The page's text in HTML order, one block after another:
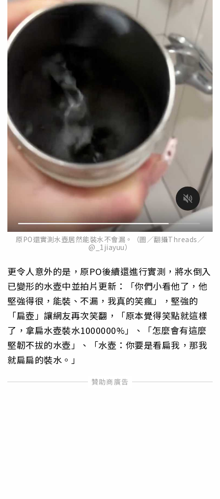
原PO還實測水壺居然能裝水不會漏。（圖／翻攝Threads／
@_1jiayuu）
更令人意外的是，原PO後續還進行實測，將水倒入
已變形的水壺中並拍片更新：「你們小看他了，他
堅強得很，能裝、不漏，我真的笑瘋」，堅強的
「扁壺」讓網友再次笑翻，「原本覺得笑點就這樣
了，拿扁水壺裝水1000000%」、「怎麼會有這麼
堅韌不拔的水壺」、「水壺：你要是看扁我，那我
就扁扁的裝水。」